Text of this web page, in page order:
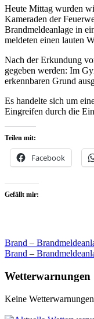
Heute Mittag wurden
Kameraden der
Brandmeldeanlage in
meldeten einen lauten
Nach der Erkundung
gegeben werden: Im
erkennbaren Grund
Es handelte sich um
Eingreifen durch die
Teilen mit:
Facebook
Gefällt mir:
Beitragsnavigation
Brand –
Brand –
Wetterwarnungen
Keine